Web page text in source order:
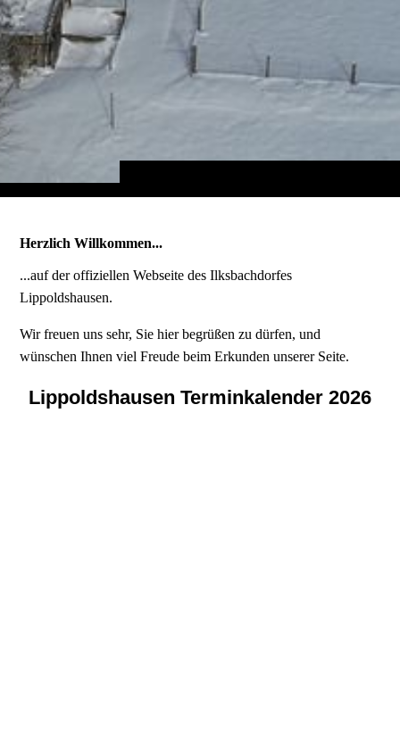
Herzlich Willkommen...
...auf der offiziellen Webseite des Ilksbachdorfes
Lippoldshausen.
Wir freuen uns sehr, Sie hier begrüßen zu dürfen, und
wünschen Ihnen viel Freude beim Erkunden unserer Seite.
Lippoldshausen Terminkalender 2026